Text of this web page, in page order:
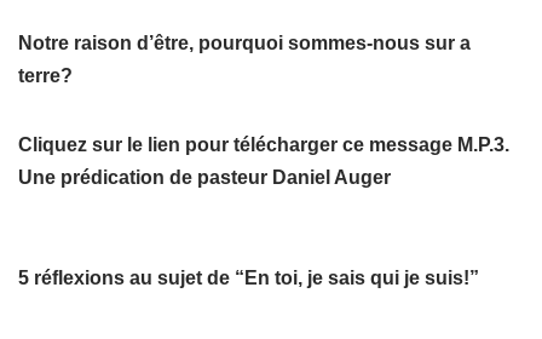
Notre raison d’être, pourquoi sommes-nous sur a
terre?
Cliquez sur le lien pour télécharger ce message M.P.3.
Une prédication de pasteur Daniel Auger
5 réflexions au sujet de “En toi, je sais qui je suis!”